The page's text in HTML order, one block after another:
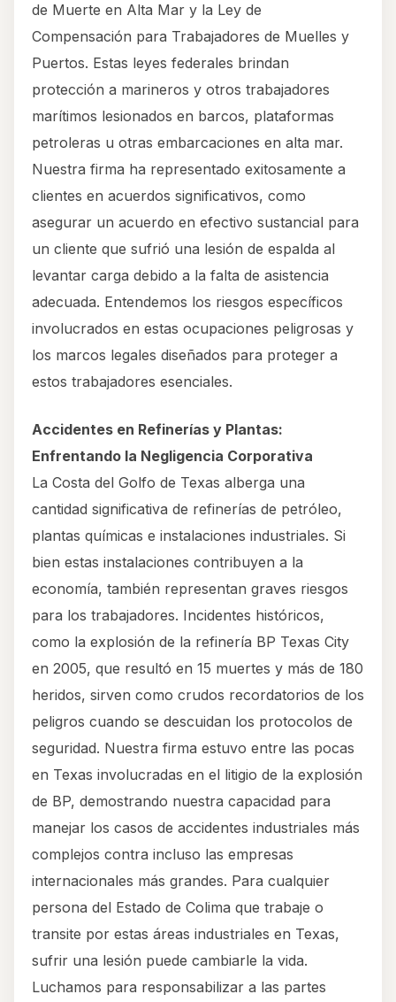
de Muerte en Alta Mar y la Ley de
Compensación para Trabajadores de Muelles y
Puertos. Estas leyes federales brindan
protección a marineros y otros trabajadores
marítimos lesionados en barcos, plataformas
petroleras u otras embarcaciones en alta mar.
Nuestra firma ha representado exitosamente a
clientes en acuerdos significativos, como
asegurar un acuerdo en efectivo sustancial para
un cliente que sufrió una lesión de espalda al
levantar carga debido a la falta de asistencia
adecuada. Entendemos los riesgos específicos
involucrados en estas ocupaciones peligrosas y
los marcos legales diseñados para proteger a
estos trabajadores esenciales.
Accidentes en Refinerías y Plantas:
Enfrentando la Negligencia Corporativa
La Costa del Golfo de Texas alberga una
cantidad significativa de refinerías de petróleo,
plantas químicas e instalaciones industriales. Si
bien estas instalaciones contribuyen a la
economía, también representan graves riesgos
para los trabajadores. Incidentes históricos,
como la explosión de la refinería BP Texas City
en 2005, que resultó en 15 muertes y más de 180
heridos, sirven como crudos recordatorios de los
peligros cuando se descuidan los protocolos de
seguridad. Nuestra firma estuvo entre las pocas
en Texas involucradas en el litigio de la explosión
de BP, demostrando nuestra capacidad para
manejar los casos de accidentes industriales más
complejos contra incluso las empresas
internacionales más grandes. Para cualquier
persona del Estado de Colima que trabaje o
transite por estas áreas industriales en Texas,
sufrir una lesión puede cambiarle la vida.
Luchamos para responsabilizar a las partes